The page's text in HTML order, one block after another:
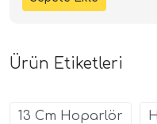
Micro Amfi SPLHIFI
Ürün Etiketleri
13 Cm Hoparlör